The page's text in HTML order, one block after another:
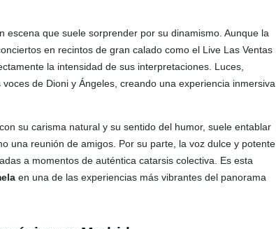
que suele sorprender por su dinamismo. Aunque la
en recintos de gran calado como el Live Las Ventas
la intensidad de sus interpretaciones. Luces,
de Dioni y Ángeles, creando una experiencia inmersiva
su carisma natural y su sentido del humor, suele entablar
una reunión de amigos. Por su parte, la voz dulce y potente
a momentos de auténtica catarsis colectiva. Es esta
en una de las experiencias más vibrantes del panorama